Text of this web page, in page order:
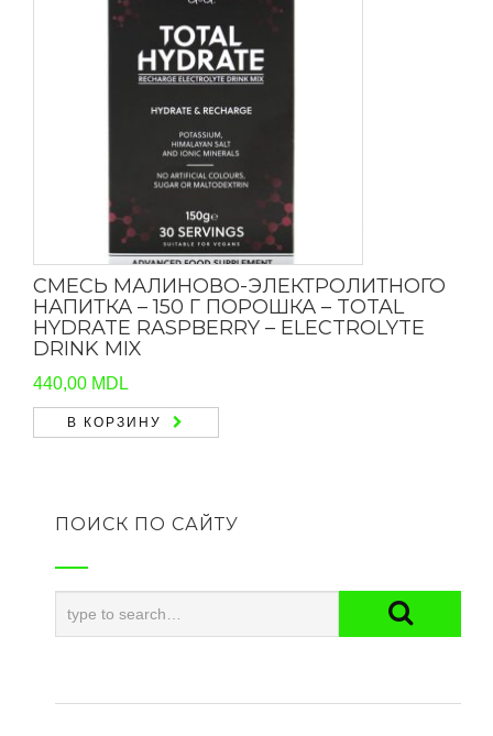
СМЕСЬ МАЛИНОВО-ЭЛЕКТРОЛИТНОГО
НАПИТКА – 150 Г ПОРОШКА – TOTAL
HYDRATE RASPBERRY – ELECTROLYTE
DRINK MIX
440,00 MDL
В КОРЗИНУ
ПОИСК ПО САЙТУ